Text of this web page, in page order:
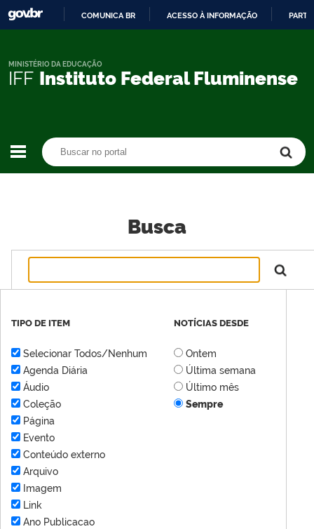
CONTEÚDO
COMUNICA BR ACESSO À INFORMAÇÃO
IFF Instituto Federal Fluminense
MINISTÉRIO DA EDUCAÇÃO
Busca
TIPO DE ITEM
Selecionar Todos/Nenhum
Agenda Diária
Áudio
Coleção
Página
Evento
Conteúdo externo
Arquivo
Imagem
Link
Ano Publicacao
NOTÍCIAS DESDE
Ontem
Última semana
Último mês
Sempre